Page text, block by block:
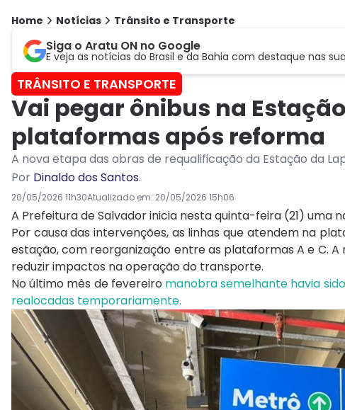
Home Notícias Trânsito e Transporte
Siga o Aratu ON no Google
E veja as notícias do Brasil e da Bahia com destaque nas
TRÂNSITO E TRANSPORTE
Vai pegar ônibus na
plataformas após reforma
A nova etapa das obras de requalificação da Estação da
Por Dinaldo dos Santos.
20/05/2026 11h30Atualizado em: 20/05/2026 15h06
A Prefeitura de Salvador inicia nesta quinta-feira (21) uma
Por causa das intervenções, as linhas que atendem na
estação, com reorganização entre as plataformas A e C.
reduzir impactos na operação do transporte.
No último mês de fevereiro manobra semelhante havia
realocadas temporariamente.